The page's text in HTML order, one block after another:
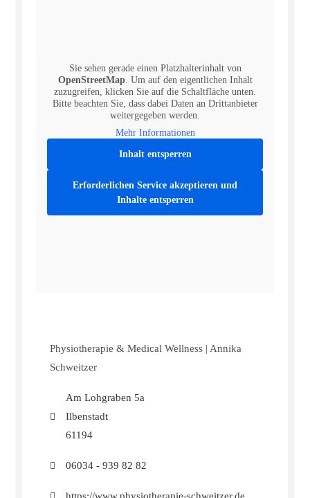
Sie sehen gerade einen Platzhalterinhalt von
OpenStreetMap. Um auf den eigentlichen Inhalt
zuzugreifen, klicken Sie auf die Schaltfläche unten.
Bitte beachten Sie, dass dabei Daten an Drittanbieter
weitergegeben werden.
Mehr Informationen
Inhalt entsperren
Erforderlichen Service akzeptieren und
Inhalte entsperren
Physiotherapie & Medical Wellness | Annika
Schweitzer
Am Lohgraben 5a
Ilbenstadt
61194
06034 - 939 82 82